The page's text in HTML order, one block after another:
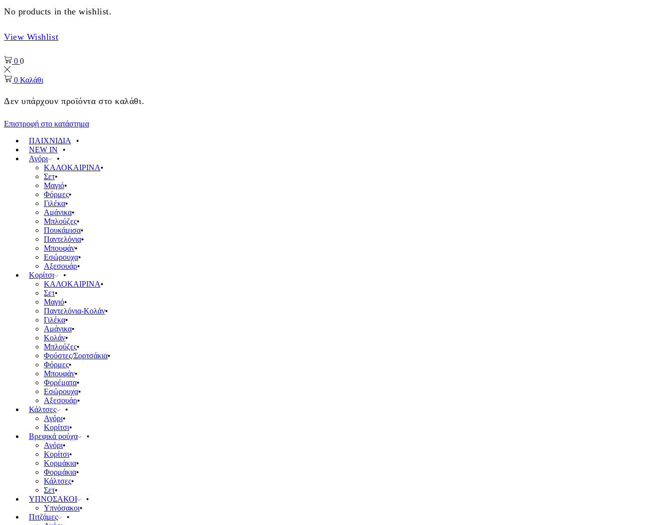
No products in the wishlist.
View Wishlist
0 0
0 Καλάθι
Δεν υπάρχουν προϊόντα στο καλάθι.
Επιστροφή στο κατάστημα
ΠΑΙΧΝΙΔΙΑ
NEW IN
Αγόρι
ΚΑΛΟΚΑΙΡΙΝΑ
Σετ
Μαγιό
Φόρμες
Γιλέκα
Αμάνικα
Μπλούζες
Πουκάμισα
Παντελόνια
Μπουφάν
Εσώρουχα
Αξεσουάρ
Κορίτσι
ΚΑΛΟΚΑΙΡΙΝΑ
Σετ
Μαγιό
Παντελόνια-Κολάν
Γιλέκα
Αμάνικα
Κολάν
Μπλούζες
Φούστες/Σορτσάκια
Φόρμες
Μπουφάν
Φορέματα
Εσώρουχα
Αξεσουάρ
Κάλτσες
Αγόρι
Κορίτσι
Βρεφικά ρούχα
Αγόρι
Κορίτσι
Κορμάκια
Φορμάκια
Κάλτσες
Σετ
ΥΠΝΟΣΑΚΟΙ
Υπνόσακοι
Πιτζάμες